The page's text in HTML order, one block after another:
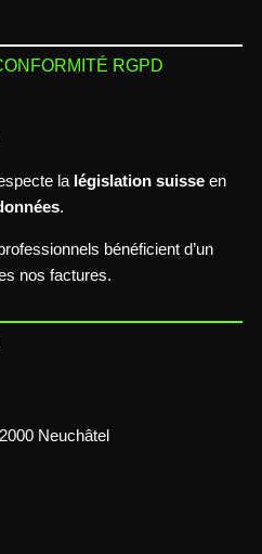
RGPD
la législation suisseen
.
bénéficient d’un
nos factures.
Neuchâtel